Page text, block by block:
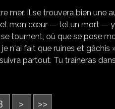
mer. Il se trouvera bien une
mon cœur — tel un mort —
tournent, où que se pose
n'ai fait que ruines et gâchis
partout. Tu traîneras
> >>